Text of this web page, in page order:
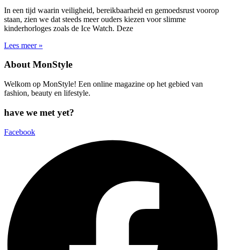
In een tijd waarin veiligheid, bereikbaarheid en gemoedsrust voorop
staan, zien we dat steeds meer ouders kiezen voor slimme
kinderhorloges zoals de Ice Watch. Deze
Lees meer »
About MonStyle
Welkom op MonStyle! Een online magazine op het gebied van
fashion, beauty en lifestyle.
have we met yet?
Facebook